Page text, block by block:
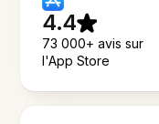
4.4
73 000+ avis sur
l'App Store